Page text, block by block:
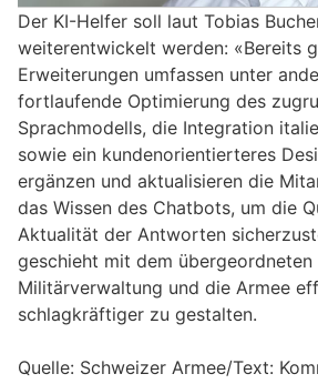
Der KI-Helfer soll laut Tobias
weiterentwickelt werden: «Bereits
Erweiterungen umfassen unter
fortlaufende Optimierung des
Sprachmodells, die Integration
sowie ein kundenorientierteres
ergänzen und aktualisieren die
das Wissen des Chatbots, um die
Aktualität der Antworten
geschieht mit dem übergeordneten
Militärverwaltung und die Armee
schlagkräftiger zu gestalten.
Quelle: Schweizer Armee/Text: